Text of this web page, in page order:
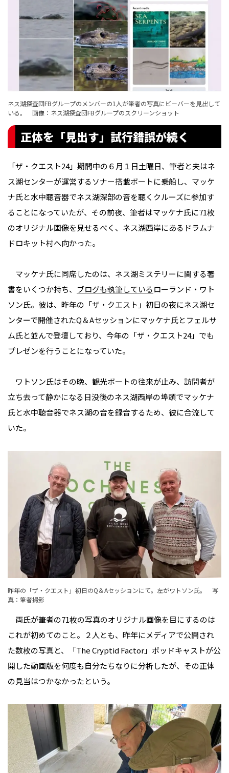
ネス湖探査団FBグループのメンバーの1人が筆者の写真にビーバーを見出して
いる。 画像：ネス湖探査団FBグループのスクリーンショット
正体を「見出す」試行錯誤が続く
「ザ・クエスト24」期間中の６月１日土曜日、筆者と夫はネ
ス湖センターが運営するソナー搭載ボートに乗船し、マッケ
ナ氏と水中聴音器でネス湖深部の音を聴くクルーズに参加す
ることになっていたが、その前夜、筆者はマッケナ氏に71枚
のオリジナル画像を見せるべく、ネス湖西岸にあるドラムナ
ドロキット村へ向かった。
マッケナ氏に同席したのは、ネス湖ミステリーに関する著
書をいくつか持ち、 ブログも執筆しているローランド・ワト
ソン氏。彼は、昨年の「ザ・クエスト」初日の夜にネス湖セ
ンターで開催されたQ＆Aセッションにマッケナ氏とフェルサ
ム氏と並んで登壇しており、今年の「ザ・クエスト24」でも
プレゼンを行うことになっていた。
ワトソン氏はその晩、観光ボートの往来が止み、訪問者が
立ち去って静かになる日没後のネス湖西岸の埠頭でマッケナ
氏と水中聴音器でネス湖の音を録音するため、彼に合流して
いた。
昨年の「ザ・クエスト」初日のQ＆Aセッションにて。左がワトソン氏。 写
真：筆者撮影
両氏が筆者の71枚の写真のオリジナル画像を目にするのは
これが初めてのこと。２人とも、昨年にメディアで公開され
た数枚の写真と、「The Cryptid Factor」ポッドキャストが公
開した動画版を何度も自分たちなりに分析したが、その正体
の見当はつかなかったという。